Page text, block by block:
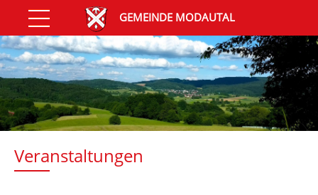
GEMEINDE MODAUTAL
Veranstaltungen